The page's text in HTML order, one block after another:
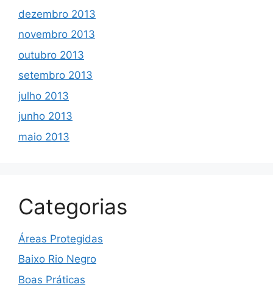
dezembro 2013
novembro 2013
outubro 2013
setembro 2013
julho 2013
junho 2013
maio 2013
Categorias
Áreas Protegidas
Baixo Rio Negro
Boas Práticas